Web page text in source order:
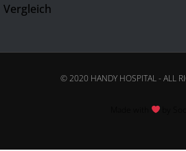
Vergleich
© 2020 HANDY HOSPITAL - ALL